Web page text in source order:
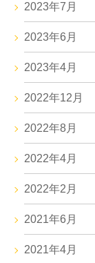
2023年7月
2023年6月
2023年4月
2022年12月
2022年8月
2022年4月
2022年2月
2021年6月
2021年4月